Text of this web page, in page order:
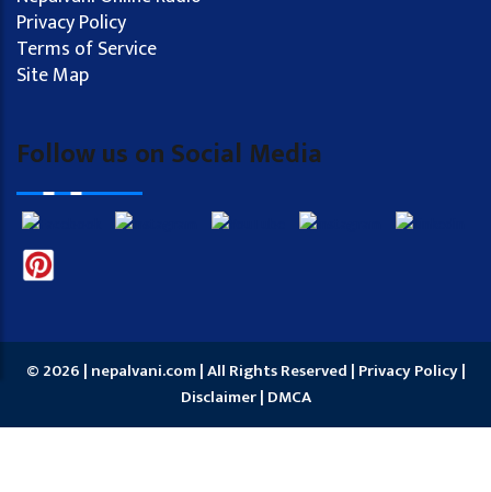
Privacy Policy
Terms of Service
Site Map
Follow us on Social Media
© 2026 | nepalvani.com | All Rights Reserved | Privacy Policy|
Disclaimer| DMCA